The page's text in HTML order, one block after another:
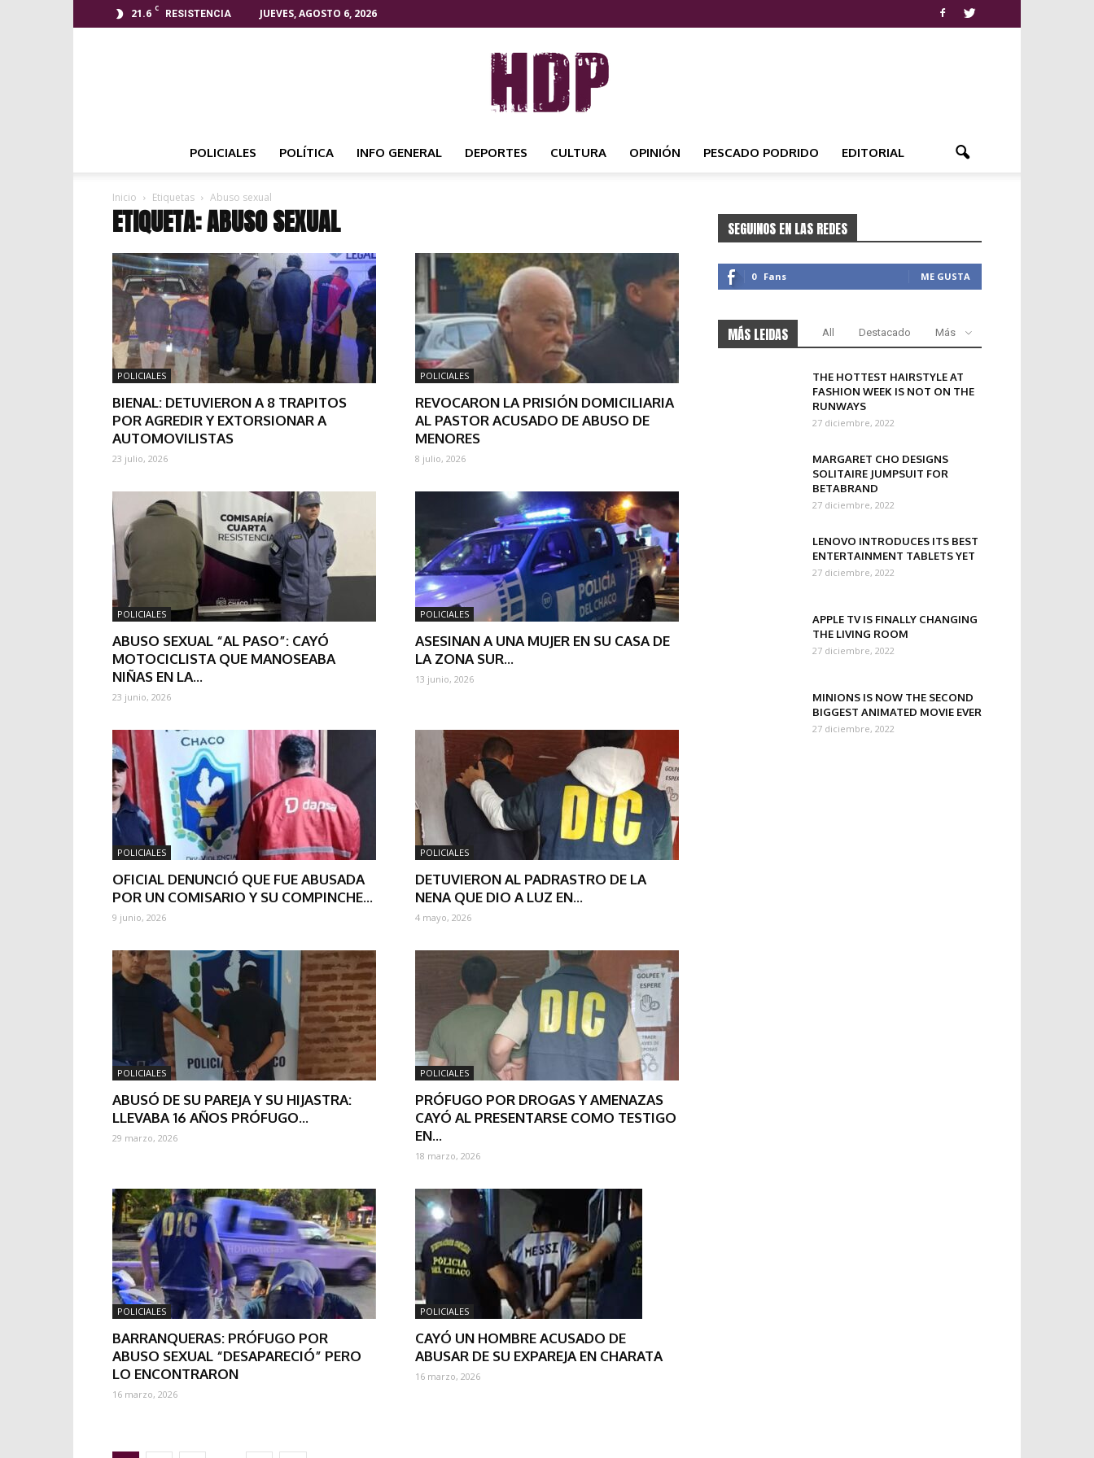
21.6 C
RESISTENCIA JUEVES, AGOSTO 6, 2026
NOTICIAS
POLICIALES POLÍTICA INFO GENERAL DEPORTES CULTURA OPINIÓN PESCADO PODRIDO EDITORIAL
Inicio Etiquetas Abuso sexual
ETIQUETA: ABUSO SEXUAL
POLICIALES
BIENAL: DETUVIERON A 8 TRAPITOS
POR AGREDIR Y EXTORSIONAR A
AUTOMOVILISTAS
23 julio, 2026
POLICIALES
REVOCARON LA PRISIÓN DOMICILIARIA
AL PASTOR ACUSADO DE ABUSO DE
MENORES
8 julio, 2026
POLICIALES
ABUSO SEXUAL “AL PASO”: CAYÓ
MOTOCICLISTA QUE MANOSEABA
NIÑAS EN LA...
23 junio, 2026
POLICIALES
ASESINAN A UNA MUJER EN SU CASA DE
LA ZONA SUR...
13 junio, 2026
POLICIALES
OFICIAL DENUNCIÓ QUE FUE ABUSADA
POR UN COMISARIO Y SU COMPINCHE...
9 junio, 2026
POLICIALES
DETUVIERON AL PADRASTRO DE LA
NENA QUE DIO A LUZ EN...
4 mayo, 2026
POLICIALES
ABUSÓ DE SU PAREJA Y SU HIJASTRA:
LLEVABA 16 AÑOS PRÓFUGO...
29 marzo, 2026
POLICIALES
PRÓFUGO POR DROGAS Y AMENAZAS
CAYÓ AL PRESENTARSE COMO TESTIGO
EN...
18 marzo, 2026
POLICIALES
BARRANQUERAS: PRÓFUGO POR
ABUSO SEXUAL “DESAPARECIÓ” PERO
LO ENCONTRARON
16 marzo, 2026
POLICIALES
CAYÓ UN HOMBRE ACUSADO DE
ABUSAR DE SU EXPAREJA EN CHARATA
16 marzo, 2026
SEGUINOS EN LAS REDES
0 Fans ME GUSTA
MÁS LEIDAS All Destacado Más
THE HOTTEST HAIRSTYLE AT
FASHION WEEK IS NOT ON THE
RUNWAYS
27 diciembre, 2022
MARGARET CHO DESIGNS
SOLITAIRE JUMPSUIT FOR
BETABRAND
27 diciembre, 2022
LENOVO INTRODUCES ITS BEST
ENTERTAINMENT TABLETS YET
27 diciembre, 2022
APPLE TV IS FINALLY CHANGING
THE LIVING ROOM
27 diciembre, 2022
MINIONS IS NOW THE SECOND
BIGGEST ANIMATED MOVIE EVER
27 diciembre, 2022